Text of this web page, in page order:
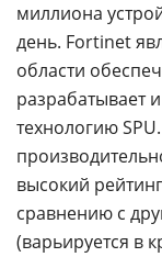
миллиона
день. Fortinet
области
разрабатывает
технологию
высокий рейтинг
сравнению с
(варьируется в